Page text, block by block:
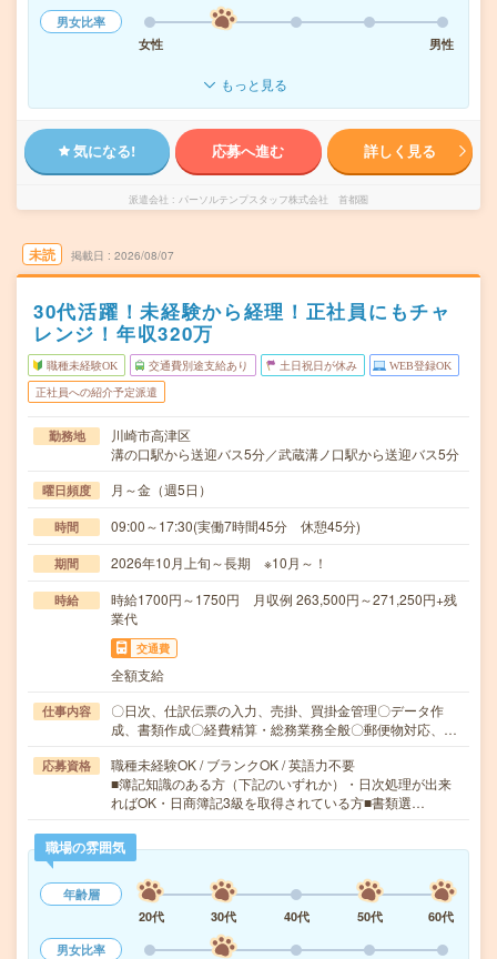
男女比率
女性
男性
もっと見る
気になる! 応募へ進む 詳しく見る
派遣会社 パーソルテンプスタッフ株式会社 首都圏
未読 掲載日 2026/08/07
30代活躍！未経験から経理！正社員にもチャ
レンジ！年収320万
職種未経験OK 交通費別途支給あり 土日祝日が休み WEB登録OK
正社員への紹介予定派遣
勤務地
川崎市高津区
溝の口駅から送迎バス5分／武蔵溝ノ口駅から送迎バス5分
曜日頻度 月～金（週5日）
時間 09:00～17:30(実働7時間45分 休憩45分)
期間 2026年10月上旬～長期 ※10月～！
時給
時給1700円～1750円 月収例 263,500円～271,250円+残
業代
交通費
全額支給
仕事内容
〇日次、仕訳伝票の入力、売掛、買掛金管理〇データ作
成、書類作成〇経費精算・総務業務全般〇郵便物対応、…
応募資格
職種未経験OK / ブランクOK / 英語力不要
■簿記知識のある方（下記のいずれか）・日次処理が出来
ればOK・日商簿記3級を取得されている方■書類選…
職場の雰囲気
年齢層
20代
30代 40代 50代
60代
男女比率